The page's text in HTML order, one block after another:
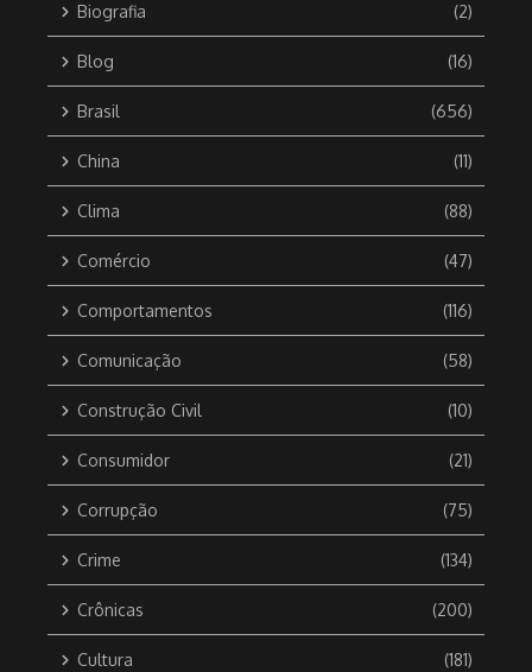
Biografia (2)
Blog (16)
Brasil (656)
China (11)
Clima (88)
Comércio (47)
Comportamentos (116)
Comunicação (58)
Construção Civil (10)
Consumidor (21)
Corrupção (75)
Crime (134)
Crônicas (200)
Cultura (181)